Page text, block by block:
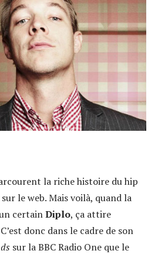
la riche histoire du hip
le web. Mais voilà, quand la
certainDiplo, ça attire
donc dans le cadre de son
sur la BBC Radio One que le